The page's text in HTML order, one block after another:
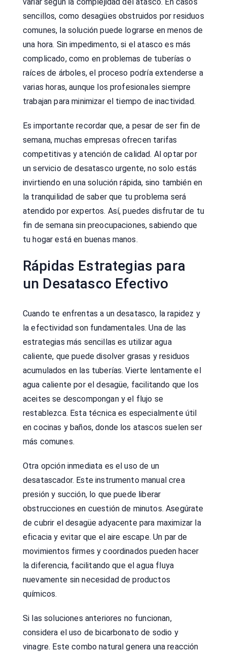
sencillos, como desagües obstruidos por residuos
comunes, la solución puede lograrse en menos de
una hora. Sin impedimento, si el atasco es más
complicado, como en problemas de tuberías o
raíces de árboles, el proceso podría extenderse a
varias horas, aunque los profesionales siempre
trabajan para minimizar el tiempo de inactividad.
Es importante recordar que, a pesar de ser fin de
semana, muchas empresas ofrecen tarifas
competitivas y atención de calidad. Al optar por
un servicio de desatasco urgente, no solo estás
invirtiendo en una solución rápida, sino también en
la tranquilidad de saber que tu problema será
atendido por expertos. Así, puedes disfrutar de tu
fin de semana sin preocupaciones, sabiendo que
tu hogar está en buenas manos.
Rápidas Estrategias para
un Desatasco Efectivo
Cuando te enfrentas a un desatasco, la rapidez y
la efectividad son fundamentales. Una de las
estrategias más sencillas es utilizar agua
caliente, que puede disolver grasas y residuos
acumulados en las tuberías. Vierte lentamente el
agua caliente por el desagüe, facilitando que los
aceites se descompongan y el flujo se
restablezca. Esta técnica es especialmente útil
en cocinas y baños, donde los atascos suelen ser
más comunes.
Otra opción inmediata es el uso de un
desatascador. Este instrumento manual crea
presión y succión, lo que puede liberar
obstrucciones en cuestión de minutos. Asegúrate
de cubrir el desagüe adyacente para maximizar la
eficacia y evitar que el aire escape. Un par de
movimientos firmes y coordinados pueden hacer
la diferencia, facilitando que el agua fluya
nuevamente sin necesidad de productos
químicos.
Si las soluciones anteriores no funcionan,
considera el uso de bicarbonato de sodio y
vinagre. Este combo natural genera una reacción